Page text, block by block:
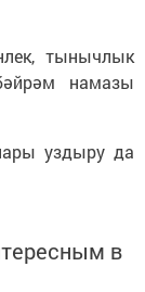
тынычлык
намазы
уздыру да
в